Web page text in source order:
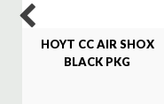
HOYT CC AIR SHOX
BLACK PKG